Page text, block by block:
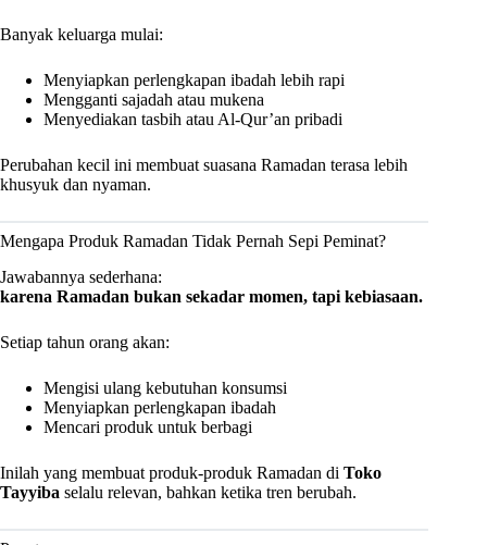
Banyak keluarga mulai:
Menyiapkan perlengkapan ibadah lebih rapi
Mengganti sajadah atau mukena
Menyediakan tasbih atau Al-Qur’an pribadi
Perubahan kecil ini membuat suasana Ramadan terasa lebih
khusyuk dan nyaman.
Mengapa Produk Ramadan Tidak Pernah Sepi Peminat?
Jawabannya sederhana:
karena Ramadan bukan sekadar momen, tapi kebiasaan.
Setiap tahun orang akan:
Mengisi ulang kebutuhan konsumsi
Menyiapkan perlengkapan ibadah
Mencari produk untuk berbagi
Inilah yang membuat produk-produk Ramadan di Toko
Tayyiba selalu relevan, bahkan ketika tren berubah.